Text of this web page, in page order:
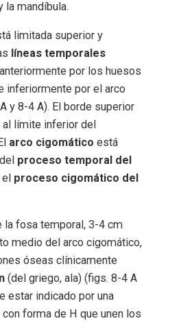
la mandíbula.
limitada superior y
líneas temporales
por los huesos
inferiormente por el arco
y 8-4 A). El borde superior
al límite inferior del
arco cigomático está
proceso temporal del
el proceso cigomático del
la fosa temporal, 3-4 cm
medio del arco cigomático,
óseas clínicamente
(del griego, ala) (figs. 8-4 A
estar indicado por una
forma de H que unen los